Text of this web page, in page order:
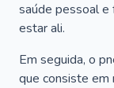
saúde pessoal e
estar ali.
Em seguida, o
que consiste em